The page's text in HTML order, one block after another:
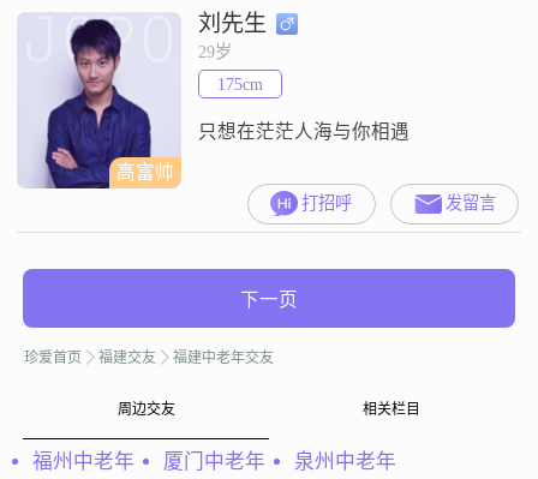
被负债限高，潇洒出行是有影响的
##3002##拒绝抽烟的##3002##希望
能遇到专一的 你侬我侬过一辈子的
男人##3002##赶不
高富帅
刘先生
29岁
175cm
只想在茫茫人海与你相遇
打招呼 发留言
下一页
珍爱首页 福建交友 福建中老年交友
周边交友 相关栏目
福州中老年 厦门中老年 泉州中老年